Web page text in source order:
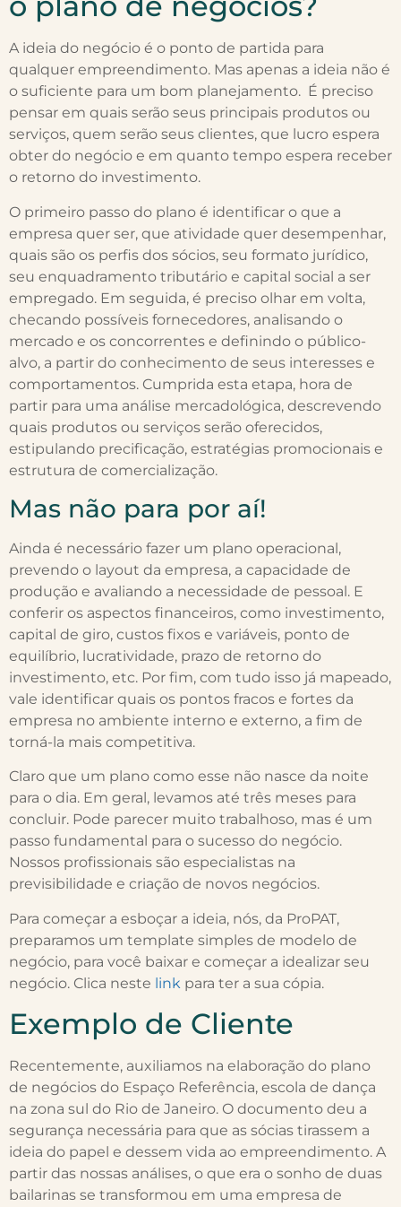
A ideia do negócio é o ponto de partida para
qualquer empreendimento. Mas apenas a ideia não é
o suficiente para um bom planejamento. É preciso
pensar em quais serão seus principais produtos ou
serviços, quem serão seus clientes, que lucro espera
obter do negócio e em quanto tempo espera receber
o retorno do investimento.
O primeiro passo do plano é identificar o que a
empresa quer ser, que atividade quer desempenhar,
quais são os perfis dos sócios, seu formato jurídico,
seu enquadramento tributário e capital social a ser
empregado. Em seguida, é preciso olhar em volta,
checando possíveis fornecedores, analisando o
mercado e os concorrentes e definindo o público-
alvo, a partir do conhecimento de seus interesses e
comportamentos. Cumprida esta etapa, hora de
partir para uma análise mercadológica, descrevendo
quais produtos ou serviços serão oferecidos,
estipulando precificação, estratégias promocionais e
estrutura de comercialização.
Mas não para por aí!
Ainda é necessário fazer um plano operacional,
prevendo o layout da empresa, a capacidade de
produção e avaliando a necessidade de pessoal. E
conferir os aspectos financeiros, como investimento,
capital de giro, custos fixos e variáveis, ponto de
equilíbrio, lucratividade, prazo de retorno do
investimento, etc. Por fim, com tudo isso já mapeado,
vale identificar quais os pontos fracos e fortes da
empresa no ambiente interno e externo, a fim de
torná-la mais competitiva.
Claro que um plano como esse não nasce da noite
para o dia. Em geral, levamos até três meses para
concluir. Pode parecer muito trabalhoso, mas é um
passo fundamental para o sucesso do negócio.
Nossos profissionais são especialistas na
previsibilidade e criação de novos negócios.
Para começar a esboçar a ideia, nós, da ProPAT,
preparamos um template simples de modelo de
negócio, para você baixar e começar a idealizar seu
negócio. Clica neste link para ter a sua cópia.
Exemplo de Cliente
Recentemente, auxiliamos na elaboração do plano
de negócios do Espaço Referência, escola de dança
na zona sul do Rio de Janeiro. O documento deu a
segurança necessária para que as sócias tirassem a
ideia do papel e dessem vida ao empreendimento. A
partir das nossas análises, o que era o sonho de duas
bailarinas se transformou em uma empresa de